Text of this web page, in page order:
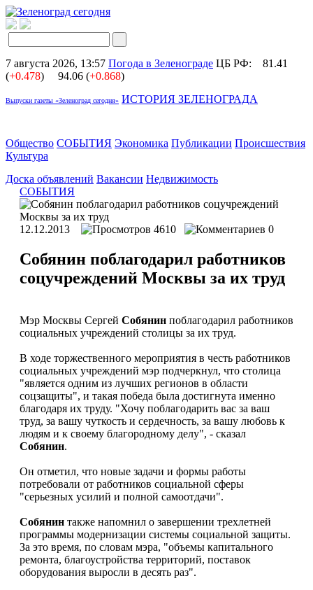
7 августа 2026, 13:57 Погода в Зеленограде ЦБ РФ:
81.41
(+0.478) 94.06 (+0.868)
Выпуски газеты «Зеленоград сегодня» ИСТОРИЯ ЗЕЛЕНОГРАДА
Общество СОБЫТИЯ Экономика Публикации Происшествия
Культура
Доска объявлений Вакансии Недвижимость
СОБЫТИЯ
12.12.2013 4610 0
Собянин поблагодарил работников
соцучреждений Москвы за их труд
Мэр Москвы Сергей Собянин поблагодарил работников
социальных учреждений столицы за их труд.
В ходе торжественного мероприятия в честь работников
социальных учреждений мэр подчеркнул, что столица
"является одним из лучших регионов в области
соцзащиты", и такая победа была достигнута именно
благодаря их труду. "Хочу поблагодарить вас за ваш
труд, за вашу чуткость и сердечность, за вашу любовь к
людям и к своему благородному делу", - сказал
Собянин.
Он отметил, что новые задачи и формы работы
потребовали от работников социальной сферы
"серьезных усилий и полной самоотдачи".
Собянин также напомнил о завершении трехлетней
программы модернизации системы социальной защиты.
За это время, по словам мэра, "объемы капитального
ремонта, благоустройства территорий, поставок
оборудования выросли в десять раз".